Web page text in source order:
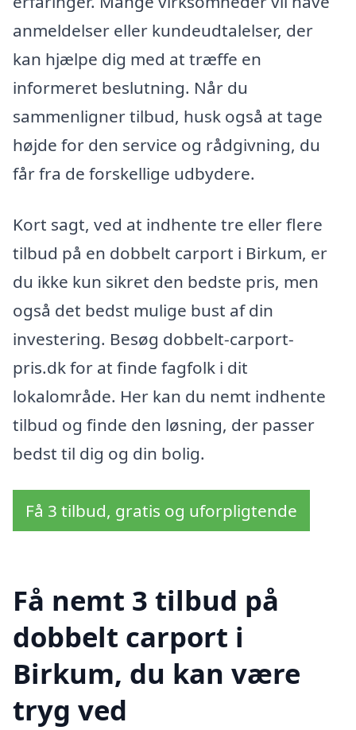
anmeldelser eller kundeudtalelser, der
kan hjælpe dig med at træffe en
informeret beslutning. Når du
sammenligner tilbud, husk også at tage
højde for den service og rådgivning, du
får fra de forskellige udbydere.
Kort sagt, ved at indhente tre eller flere
tilbud på en dobbelt carport i Birkum, er
du ikke kun sikret den bedste pris, men
også det bedst mulige bust af din
investering. Besøg dobbelt-carport-
pris.dk for at finde fagfolk i dit
lokalområde. Her kan du nemt indhente
tilbud og finde den løsning, der passer
bedst til dig og din bolig.
Få 3 tilbud, gratis og uforpligtende
Få nemt 3 tilbud på
dobbelt carport i
Birkum, du kan være
tryg ved